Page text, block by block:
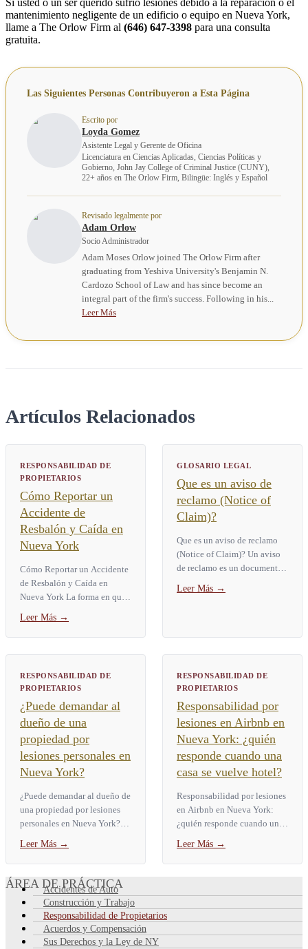
Si usted o un ser querido sufrió lesiones debido a la reparación o el
mantenimiento negligente de un edificio o equipo en Nueva York,
llame a The Orlow Firm al (646) 647-3398 para una consulta
gratuita.
Las Siguientes Personas Contribuyeron a Esta Página
Escrito por
Loyda Gomez
Asistente Legal y Gerente de Oficina
Licenciatura en Ciencias Aplicadas, Ciencias Políticas y
Gobierno, John Jay College of Criminal Justice (CUNY),
22+ años en The Orlow Firm, Bilingüe: Inglés y Español
Revisado legalmente por
Adam Orlow
Socio Administrador
Adam Moses Orlow joined The Orlow Firm after
graduating from Yeshiva University's Benjamin N.
Cardozo School of Law and has since become an
integral part of the firm's success. Following in his...
Leer Más
Artículos Relacionados
RESPONSABILIDAD DE
PROPIETARIOS
Cómo Reportar un
Accidente de
Resbalón y Caída en
Nueva York
Cómo Reportar un Accidente
de Resbalón y Caída en
Nueva York La forma en que
resbalón y caída en Nueva
York depende de dónde...
Leer Más →
GLOSARIO LEGAL
Que es un aviso de
reclamo (Notice of
Claim)?
Que es un aviso de reclamo
(Notice of Claim)? Un aviso
de reclamo es un documento
de Nueva York exige que
Leer Más →
RESPONSABILIDAD DE
PROPIETARIOS
¿Puede demandar al
dueño de una
propiedad por
lesiones personales en
Nueva York?
¿Puede demandar al dueño de
una propiedad por lesiones
personales en Nueva York?
puede demandar al dueño de
una propiedad por lesiones...
Leer Más →
RESPONSABILIDAD DE
PROPIETARIOS
Responsabilidad por
lesiones en Airbnb en
Nueva York: ¿quién
responde cuando una
casa se vuelve hotel?
Responsabilidad por lesiones
en Airbnb en Nueva York:
¿quién responde cuando una
responsabilidad por lesiones
en un Airbnb en Nueva...
Leer Más →
ÁREA DE PRÁCTICA
Accidentes de Auto
Construcción y Trabajo
Responsabilidad de Propietarios
Acuerdos y Compensación
Sus Derechos y la Ley de NY